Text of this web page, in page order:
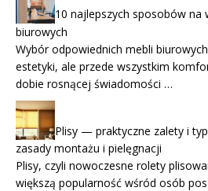
10 najlepszych sposobów na
biurowych
Wybór odpowiednich mebli
estetyki, ale przede wszystkim
dobie rosnącej świadomości …
Plisy — praktyczne zalety i
zasady montażu i pielęgnacji
Plisy, czyli nowoczesne rolety
większą popularność wśród osób